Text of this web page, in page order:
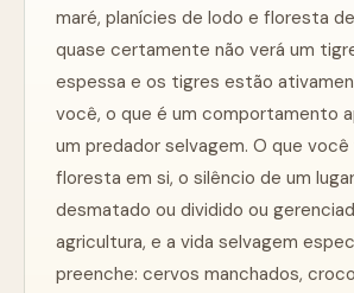
maré, planícies de lodo e floresta
quase certamente não verá um
espessa e os tigres estão
você, o que é um comportamento
um predador selvagem. O que você
floresta em si, o silêncio de um lugar
desmatado ou dividido ou
agricultura, e a vida selvagem
preenche: cervos manchados,